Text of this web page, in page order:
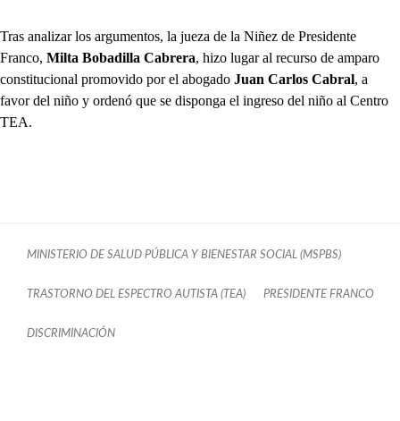
Tras analizar los argumentos, la jueza de la Niñez de Presidente
Franco, Milta Bobadilla Cabrera, hizo lugar al recurso de amparo
constitucional promovido por el abogado Juan Carlos Cabral, a
favor del niño y ordenó que se disponga el ingreso del niño al Centro
TEA.
MINISTERIO DE SALUD PÚBLICA Y BIENESTAR SOCIAL (MSPBS)
TRASTORNO DEL ESPECTRO AUTISTA (TEA) PRESIDENTE FRANCO
DISCRIMINACIÓN